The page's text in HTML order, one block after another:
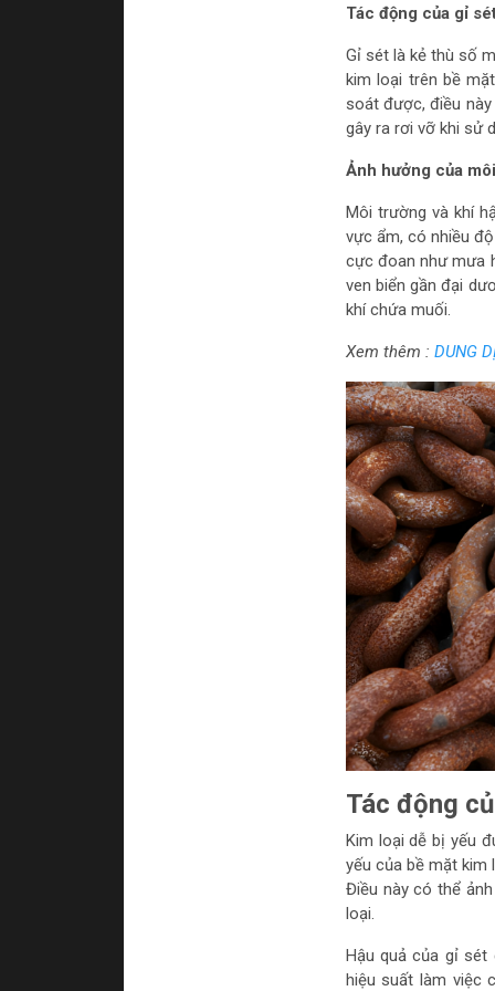
Tác động của gỉ
Gỉ sét là kẻ thù số
kim loại trên bề
soát được, điều
gây ra rơi vỡ khi sử
Ảnh hưởng của
Môi trường và khí
vực ẩm, có nhiều
cực đoan như mưa
ven biển gần đại
khí chứa muối.
Xem thêm : DUNG
Tác động
Kim loại dễ bị yếu
yếu của bề mặt kim
Điều này có thể
loại.
Hậu quả của gỉ
hiệu suất làm việc